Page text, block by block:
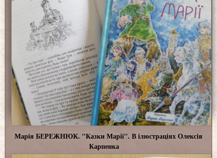
Марія БЕРЕЖНЮК. "Казки Марії". В ілюстраціях Олексія
Карпенка